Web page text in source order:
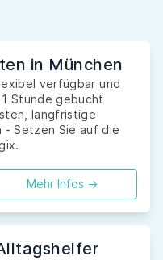
in München
verfügbar und
Stunde gebucht
langfristige
- Setzen Sie auf die
Mehr Infos ->